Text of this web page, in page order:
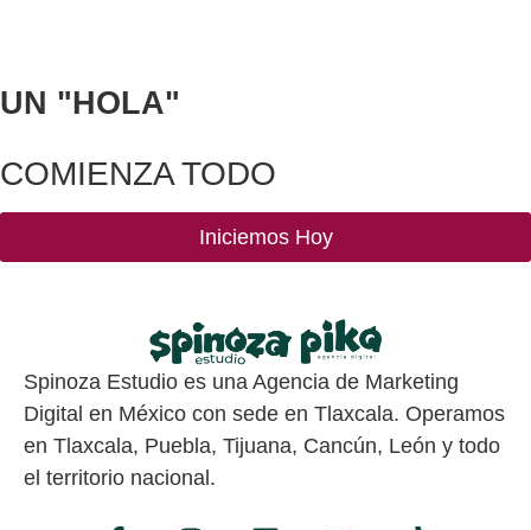
UN "HOLA"
COMIENZA TODO
Iniciemos Hoy
Spinoza Estudio es una Agencia de Marketing
Digital en México con sede en Tlaxcala. Operamos
en Tlaxcala, Puebla, Tijuana, Cancún, León y todo
el territorio nacional.